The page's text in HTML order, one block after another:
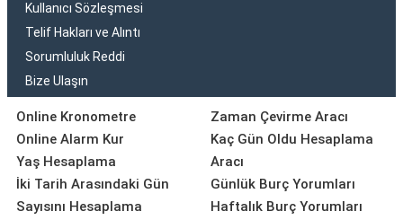
Kullanıcı Sözleşmesi
Telif Hakları ve Alıntı
Sorumluluk Reddi
Bize Ulaşın
Online Kronometre
Online Alarm Kur
Yaş Hesaplama
İki Tarih Arasındaki Gün
Sayısını Hesaplama
Zaman Çevirme Aracı
Kaç Gün Oldu Hesaplama
Aracı
Günlük Burç Yorumları
Haftalık Burç Yorumları